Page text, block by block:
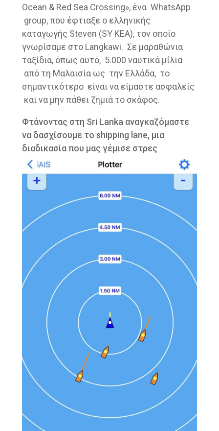
Ocean & Red Sea Crossing», ένα WhatsApp
group, που έφτιαξε ο ελληνικής
καταγωγής Steven (SY KEA), τον οποίο
γνωρίσαμε στο Langkawi. Σε μαραθώνια
ταξίδια, όπως αυτό, 5.000 ναυτικά μίλια
από τη Μαλαισία ως την Ελλάδα, το
σημαντικότερο είναι να είμαστε ασφαλείς
και να μην πάθει ζημιά το σκάφος.
Φτάνοντας στη Sri Lanka αναγκαζόμαστε
να δασχίσουμε το shipping lane, μια
διαδικασία που μας γέμισε στρες